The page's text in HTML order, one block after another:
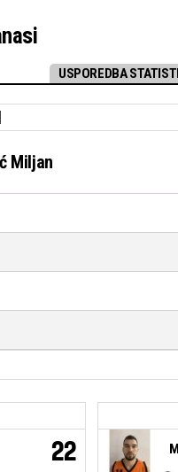
USPOREDBA
Miljan
22